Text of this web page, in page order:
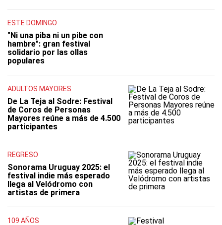
ESTE DOMINGO
"Ni una piba ni un pibe con
hambre": gran festival
solidario por las ollas
populares
ADULTOS MAYORES
De La Teja al Sodre: Festival
de Coros de Personas
Mayores reúne a más de 4.500
participantes
REGRESO
Sonorama Uruguay 2025: el
festival indie más esperado
llega al Velódromo con
artistas de primera
109 AÑOS